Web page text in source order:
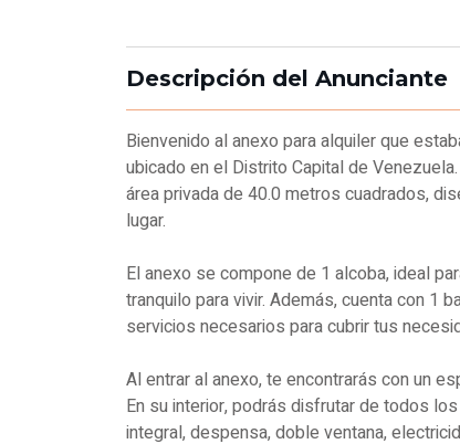
Descripción del Anunciante
Bienvenido al anexo para alquiler que
ubicado en el Distrito Capital de
área privada de 40.0 metros cuadrados,
lugar.
El anexo se compone de 1 alcoba, ideal
tranquilo para vivir. Además, cuenta con 1
servicios necesarios para cubrir tus
Al entrar al anexo, te encontrarás con un
En su interior, podrás disfrutar de todos
integral, despensa, doble ventana,